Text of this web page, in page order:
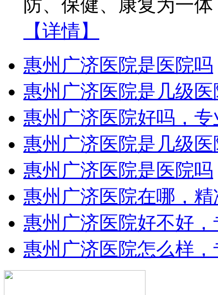
防、保健、康复为一
【详情】
惠州广济医院是医院吗
惠州广济医院是几级医
惠州广济医院好吗，专
惠州广济医院是几级医
惠州广济医院是医院吗
惠州广济医院在哪，精
惠州广济医院好不好，
惠州广济医院怎么样，